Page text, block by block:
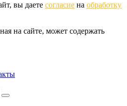
вы даете согласие на обработку
на сайте, может содержать